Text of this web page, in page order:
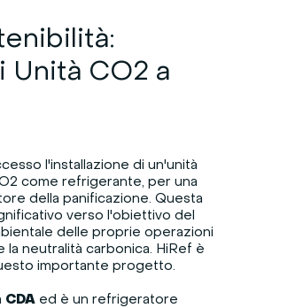
Unità CO2 a
l'installazione di un'unità
come refrigerante, per una
della panificazione. Questa
verso l'obiettivo del
delle proprie operazioni
neutralità carbonica. HiRef è
importante progetto.
CDA ed è un refrigeratore